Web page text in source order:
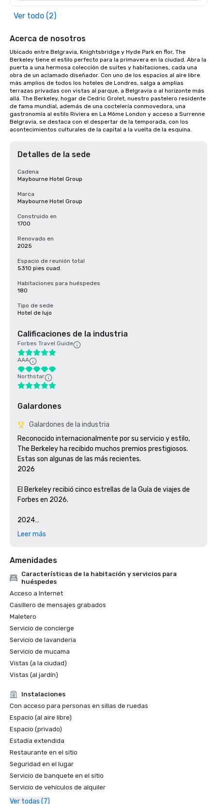
Ver todo (2)
Acerca de nosotros
Ubicado entre Belgravia, Knightsbridge y Hyde Park en flor, The
Berkeley tiene el estilo perfecto para la primavera en la ciudad. Abra la
puerta a una hermosa colección de suites y habitaciones, cada una
obra de un aclamado diseñador. Con uno de los espacios al aire libre
más amplios de todos los hoteles de Londres, salga a amplias
terrazas privadas con vistas al parque, a Belgravia o al horizonte más
allá. The Berkeley, hogar de Cedric Grolet, nuestro pastelero residente
de fama mundial, además de una coctelería conmovedora, una
gastronomía al estilo Riviera en La Môme London y acceso a Surrenne
Belgravia, se destaca con el despertar de la temporada, con los
acontecimientos culturales de la capital a la vuelta de la esquina.
Detalles de la sede
Cadena
Maybourne Hotel Group
Marca
Maybourne Hotel Group
Construido en
1700
Renovado en
2025
Espacio de reunión total
5310 pies cuad.
Habitaciones para huéspedes
180
Tipo de sede
Hotel de lujo
Calificaciones de la industria
Forbes Travel Guide
AAA
Northstar
Galardones
Galardones de la industria
Reconocido internacionalmente por su servicio y estilo,
The Berkeley ha recibido muchos premios prestigiosos.
Estas son algunas de las más recientes.
2026
El Berkeley recibió cinco estrellas de la Guía de viajes de
Forbes en 2026.
2024
El Berkeley recibió cinco estrellas de la Guía de viajes de
Forbes en 2024
Premios de la Asociación de Restaurantes Sostenibles
(SRA): El restaurante de Berkeley fue reconocido por el
2023
The Berkeley fue clasificado #115 por U.S. News 2023
como los mejores hoteles de Europa
Afternoon Tea Awards: The Berkeley Prêt-à-Portea gana
el premio al mejor té temático de la tarde
El Berkeley recibió cinco estrellas de la Guía de viajes de
Forbes en 2023
2022
Premios Belgravia: The Berkeley gana el premio Charitable
Champion
Leer más
Amenidades
Características de la habitación y servicios para
huéspedes
Acceso a Internet
Casillero de mensajes grabados
Maletero
Servicio de concierge
Servicio de lavandería
Servicio de mucama
Vistas (a la ciudad)
Vistas (al jardín)
Instalaciones
Con acceso para personas en sillas de ruedas
Espacio (al aire libre)
Espacio (privado)
Estadía extendida
Restaurante en el sitio
Seguridad en el lugar
Servicio de banquete en el sitio
Servicio de vehículos de alquiler
Ver todas (7)